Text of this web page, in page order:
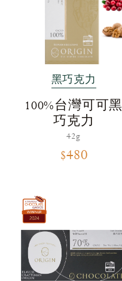
黑巧克力
100%台灣可可黑
巧克力
42g
$480